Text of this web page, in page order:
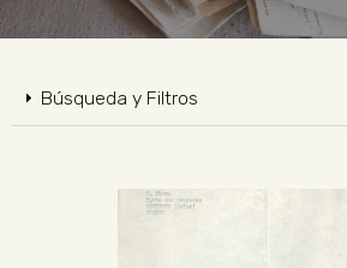
FUNDACIÓN
NOTICIAS
Búsqueda y Filtros